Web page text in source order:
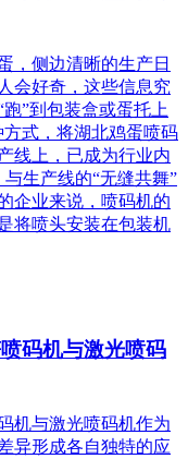
，侧边清晰的生产日
会好奇，这些信息究
”到包装盒或蛋托上
式，将湖北鸡蛋喷码
线上，已成为行业内
生产线的“无缝共舞”
企业来说，喷码机的
将喷头安装在包装机
码机与激光喷码
机与激光喷码机作为
异形成各自独特的应